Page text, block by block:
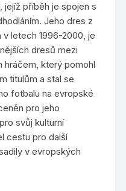
příběh je spojen s
Jeho dres z
v letech 1996-2000, je
dresů mezi
hráčem, který pomohl
titulům a stal se
fotbalu na evropské
pro jeho
svůj kulturní
cestu pro další
v evropských